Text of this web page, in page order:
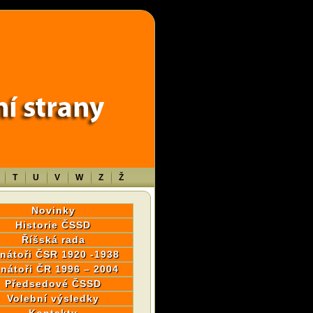
content/themes/sablona/functions.php
T U V W Z Ž
Novinky
Historie ČSSD
Říšská rada
ČSR 1920 -1938
ČR 1996 – 2004
Předsedové ČSSD
Volební výsledky